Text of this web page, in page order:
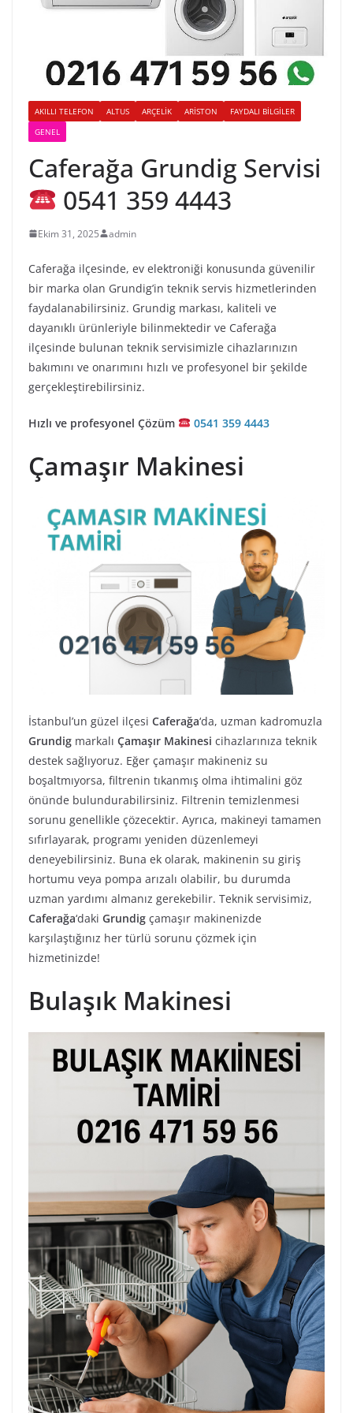
AKILLI TELEFON ALTUS ARÇELIK ARISTON
FAYDALI BILGILER
GENEL
Caferağa Grundig Servisi
0541 359 4443
Ekim 31, 2025 admin
Caferağa ilçesinde, ev elektroniği konusunda güvenilir
bir marka olan Grundig’in teknik servis hizmetlerinden
faydalanabilirsiniz. Grundig markası, kaliteli ve
dayanıklı ürünleriyle bilinmektedir ve Caferağa
ilçesinde bulunan teknik servisimizle cihazlarınızın
bakımını ve onarımını hızlı ve profesyonel bir şekilde
gerçekleştirebilirsiniz.
Hızlı ve profesyonel Çözüm 0541 359 4443
Çamaşır Makinesi
İstanbul’un güzel ilçesi Caferağa‘da, uzman kadromuzla
Grundig markalı Çamaşır Makinesi cihazlarınıza teknik
destek sağlıyoruz. Eğer çamaşır makineniz su
boşaltmıyorsa, filtrenin tıkanmış olma ihtimalini göz
önünde bulundurabilirsiniz. Filtrenin temizlenmesi
sorunu genellikle çözecektir. Ayrıca, makineyi tamamen
sıfırlayarak, programı yeniden düzenlemeyi
deneyebilirsiniz. Buna ek olarak, makinenin su giriş
hortumu veya pompa arızalı olabilir, bu durumda
uzman yardımı almanız gerekebilir. Teknik servisimiz,
Caferağa‘daki Grundig çamaşır makinenizde
karşılaştığınız her türlü sorunu çözmek için
hizmetinizde!
Bulaşık Makinesi